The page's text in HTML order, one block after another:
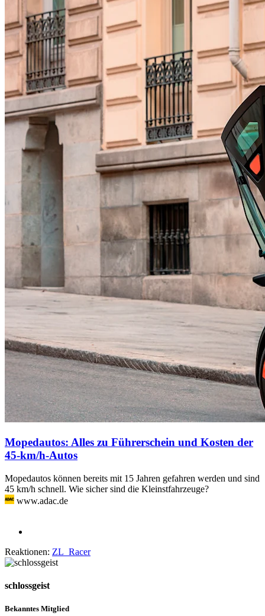
Mopedautos: Alles zu Führerschein und Kosten der
45-km/h-Autos
Mopedautos können bereits mit 15 Jahren gefahren werden und sind
45 km/h schnell. Wie sicher sind die Kleinstfahrzeuge?
www.adac.de
Reaktionen: ZL_Racer
schlossgeist
Bekanntes Mitglied